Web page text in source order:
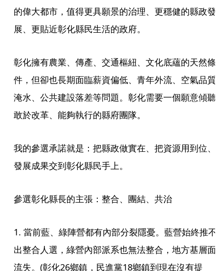
的偉大都市，值得更具願景的治理、更穩健的縣政發
展、更貼近彰化縣民生活的政府。
彰化擁有農業、傳產、交通樞紐、文化底蘊的天然條
件，但卻也長期面臨薪資偏低、青年外流、空氣品質
淹水、公共建設落差等問題。彰化需要一個願意傾聽
敢於改革、能夠執行的縣府團隊。
我的參選承諾就是：把縣政做實在、把資源用到位、
發展成果交到彰化縣民手上。
參選彰化縣長的主張：整合、團結、共治
1. 當前藍、綠陣營都有內部分裂隱憂。藍營始終推不
出整合人選，綠營內部派系也無法整合，地方基層面
流失。(彰化26鄉鎮，民進黨18鄉鎮到現在沒有提